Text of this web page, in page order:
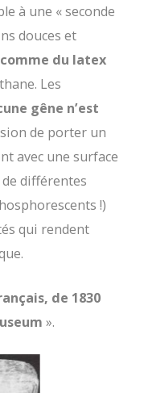
à une « seconde
douces et
du latex
Les
gêne n’est
de porter un
avec une surface
différentes
!)
qui rendent
de 1830
».